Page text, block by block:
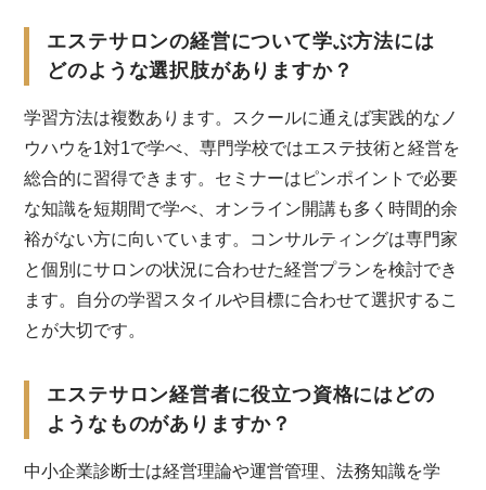
エステサロンの経営について学ぶ方法には
どのような選択肢がありますか？
学習方法は複数あります。スクールに通えば実践的なノ
ウハウを1対1で学べ、専門学校ではエステ技術と経営を
総合的に習得できます。セミナーはピンポイントで必要
な知識を短期間で学べ、オンライン開講も多く時間的余
裕がない方に向いています。コンサルティングは専門家
と個別にサロンの状況に合わせた経営プランを検討でき
ます。自分の学習スタイルや目標に合わせて選択するこ
とが大切です。
エステサロン経営者に役立つ資格にはどの
ようなものがありますか？
中小企業診断士は経営理論や運営管理、法務知識を学